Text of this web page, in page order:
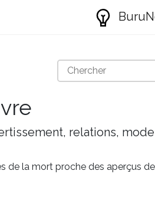
relations,
de la mort proche des aperçus